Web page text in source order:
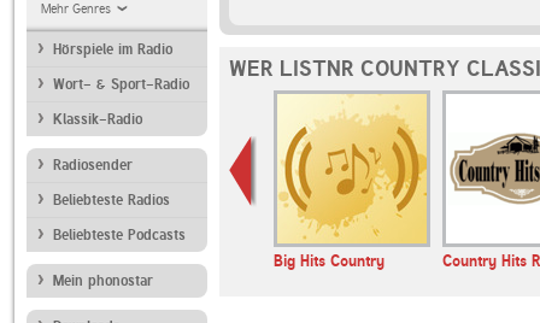
Mehr Genres
Hörspiele im Radio
Wort- & Sport-Radio
Klassik-Radio
Radiosender
Beliebteste Radios
Beliebteste Podcasts
Mein phonostar
WER LISTNR COUNTRY
89.0 RTL Big Hits Country Country Hits